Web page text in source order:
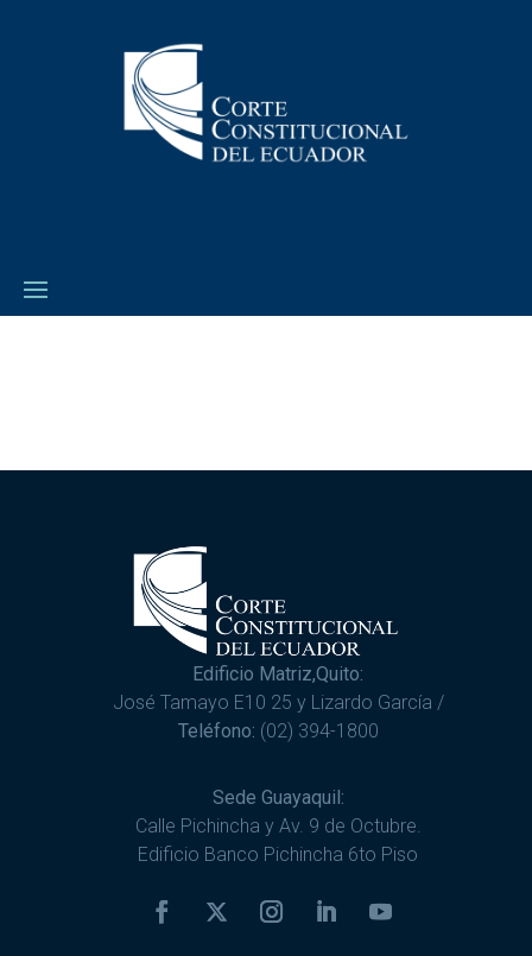
Edificio Matriz,Quito:
José Tamayo E10 25 y Lizardo García /
Teléfono: (02) 394-1800
Sede Guayaquil:
Calle Pichincha y Av. 9 de Octubre.
Edificio Banco Pichincha 6to Piso